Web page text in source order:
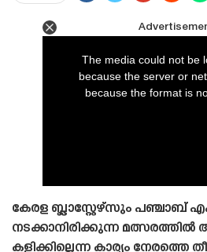
The media could not be
because the server or
because the format is
കേരള ബ്ലാസ്റ്റേഴ്‌സും പഞ്ചാബ്
നടക്കാനിരിക്കുന്ന
കളിക്കില്ലെന്ന കാര്യം നേരത്തെ